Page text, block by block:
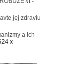
jej zdraviu
a ich
x